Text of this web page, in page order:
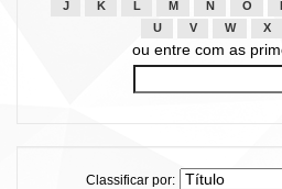
J
K L M N O
U
V W X
ou entre com as
Classificar por: